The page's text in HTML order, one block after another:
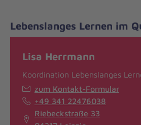
Lebenslanges Lernen im
Lisa Herrmann
Koordination Lebenslanges
zum Kontakt-Formular
+49 341 22476038
Riebeckstraße 33